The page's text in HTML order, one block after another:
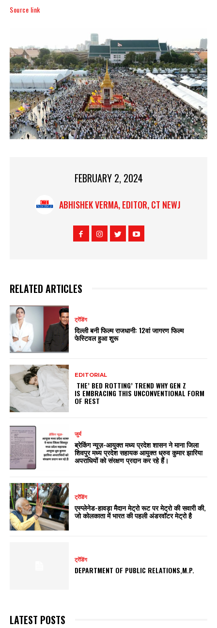
Source link
FEBRUARY 2, 2024
ABHISHEK VERMA, EDITOR, CT NEWJ
RELATED ARTICLES
ट्रेंडिंग
दिल्ली बनी फिल्म राजधानी: 12वां जागरण फिल्म
फेस्टिवल हुआ शुरू
EDITORIAL
THE’ BED ROTTING’ TREND WHY GEN Z
IS EMBRACING THIS UNCONVENTIONAL FORM
OF REST
जुर्म
ब्रेकिंग न्यूज़-आयुक्त मध्य प्रदेश शासन ने माना जिला
शिवपुर मध्य प्रदेश सहायक आयुक्त ध्रुव कुमार झारिया
अपराधियों को संरक्षण प्रदान कर रहे हैं।
ट्रेंडिंग
एस्प्लेनेड-हावड़ा मैदान मेट्रो रूट पर मेट्रो की सवारी की,
जो कोलकाता में भारत की पहली अंडरवॉटर मेट्रो है
ट्रेंडिंग
DEPARTMENT OF PUBLIC RELATIONS,M.P.
LATEST POSTS